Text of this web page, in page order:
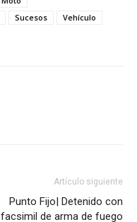
Sucesos
Vehículo
Artículo siguiente
Punto Fijo| Detenido con
facsimil de arma de fuego